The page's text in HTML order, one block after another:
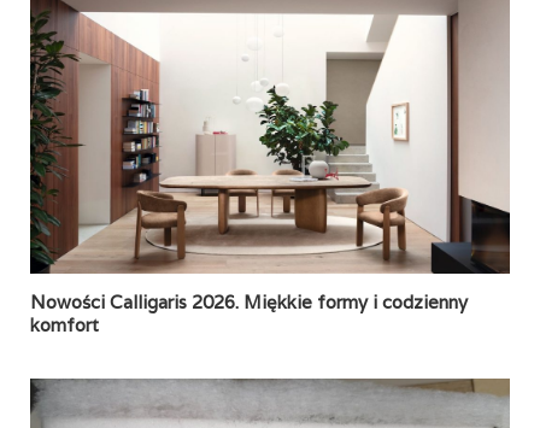
Nowości Calligaris 2026. Miękkie formy i codzienny
komfort